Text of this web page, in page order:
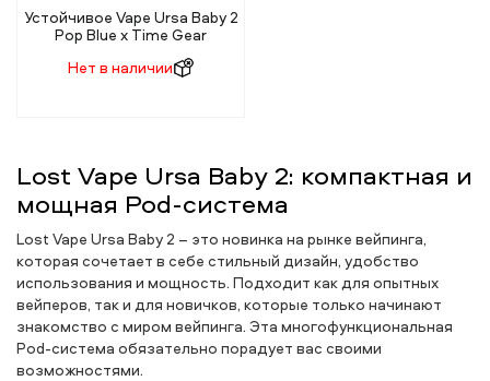
Устойчивое Vape Ursa Baby 2
Pop Blue x Time Gear
Нет в наличии
Lost Vape Ursa Baby 2: компактная и
мощная Pod-система
Lost Vape Ursa Baby 2 – это новинка на рынке вейпинга,
которая сочетает в себе стильный дизайн, удобство
использования и мощность. Подходит как для опытных
вейперов, так и для новичков, которые только начинают
знакомство с миром вейпинга. Эта многофункциональная
Pod-система обязательно порадует вас своими
возможностями.